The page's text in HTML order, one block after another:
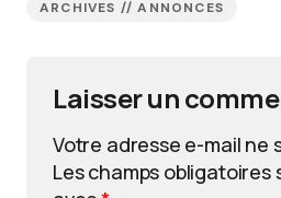
ARCHIVES // ANNONCES
Laisser un
Votre adresse e-mail ne
Les champs obligatoires